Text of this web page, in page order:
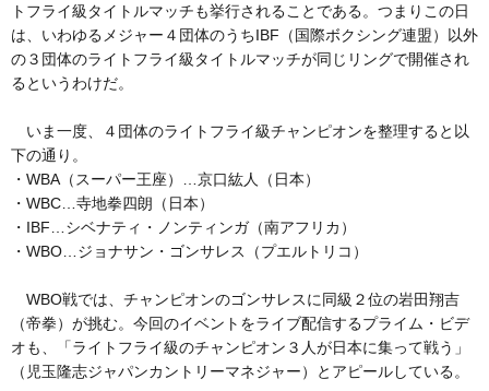
トフライ級タイトルマッチも挙行されることである。つまりこの日
は、いわゆるメジャー４団体のうちIBF（国際ボクシング連盟）以外
の３団体のライトフライ級タイトルマッチが同じリングで開催され
るというわけだ。
いま一度、４団体のライトフライ級チャンピオンを整理すると以
下の通り。
・WBA（スーパー王座）…京口紘人（日本）
・WBC…寺地拳四朗（日本）
・IBF…シベナティ・ノンティンガ（南アフリカ）
・WBO…ジョナサン・ゴンサレス（プエルトリコ）
WBO戦では、チャンピオンのゴンサレスに同級２位の岩田翔吉
（帝拳）が挑む。今回のイベントをライブ配信するプライム・ビデ
オも、「ライトフライ級のチャンピオン３人が日本に集って戦う」
（児玉隆志ジャパンカントリーマネジャー）とアピールしている。